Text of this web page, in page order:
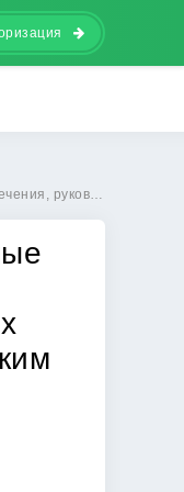
исключительно к женским обителям